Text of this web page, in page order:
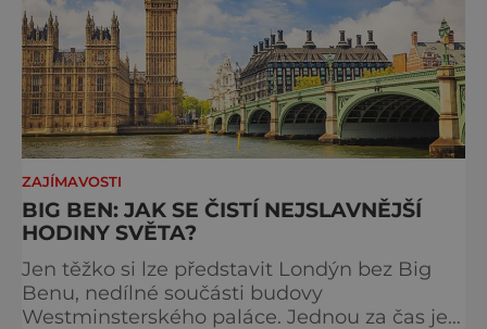
ZAJÍMAVOSTI
BIG BEN: JAK SE ČISTÍ NEJSLAVNĚJŠÍ
HODINY SVĚTA?
Jen těžko si lze představit Londýn bez Big
Benu, nedílné součásti budovy
Westminsterského paláce. Jednou za čas je